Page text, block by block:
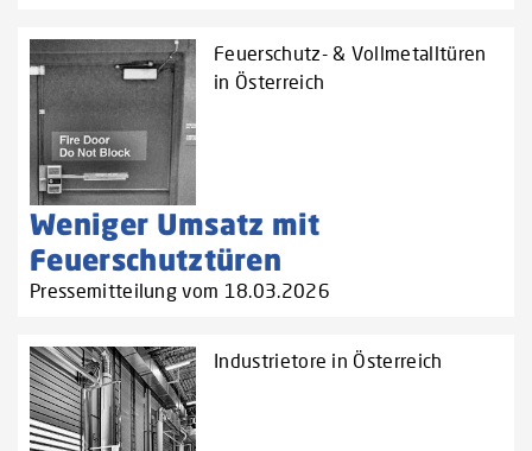
Feuerschutz- & Vollmetalltüren
in Österreich
Weniger Umsatz mit
Feuerschutztüren
Pressemitteilung vom 18.03.2026
Industrietore in Österreich